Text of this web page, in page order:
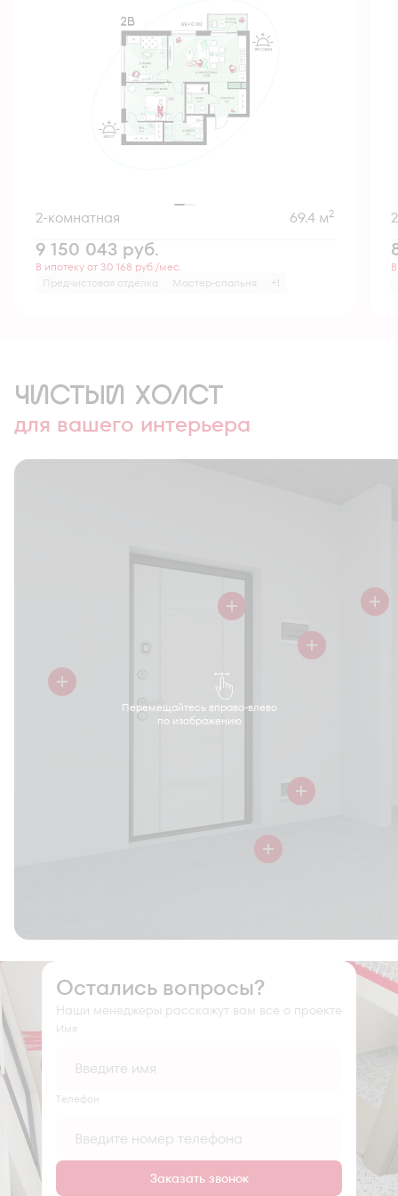
2-комнатная 69.4 м2
9 150 043 руб.
В ипотеку от 30 168 руб./мес.
Предчистовая отделка
Мастер-спальня +1
ЧИСТЫЙ ХОЛСТ
для вашего интерьера
Перемещайтесь вправо-влево
по изображению
Остались вопросы?
Наши менеджеры расскажут вам все о проекте
Имя
Tелефон
Заказать звонок